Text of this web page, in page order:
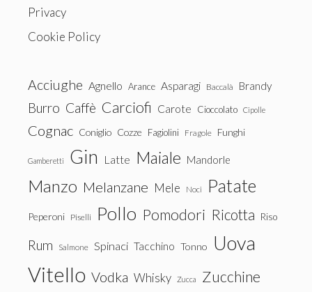
Privacy
Cookie Policy
Acciughe Agnello Arance Asparagi Baccalà Brandy
Burro Caffè Carciofi Carote Cioccolato Cipolle
Cognac Coniglio Cozze Fagiolini Fragole Funghi
Gamberetti Gin Latte Maiale Mandorle
Manzo Melanzane Mele Noci Patate
Peperoni Piselli Pollo Pomodori Ricotta Riso
Rum Salmone Spinaci Tacchino Tonno Uova
Vitello Vodka Whisky Zucca Zucchine